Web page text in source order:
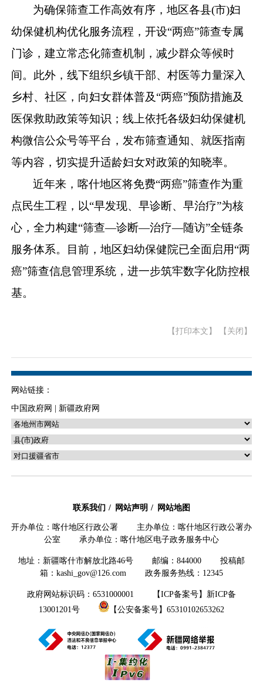
为确保筛查工作高效有序，地区各县(市)妇
幼保健机构优化服务流程，开设“两癌”筛查专属
门诊，建立常态化筛查机制，减少群众等候时
间。此外，线下组织乡镇干部、村医等力量深入
乡村、社区，向妇女群体普及“两癌”预防措施及
医保救助政策等知识；线上依托各级妇幼保健机
构微信公众号等平台，发布筛查通知、就医指南
等内容，切实提升适龄妇女对政策的知晓率。
近年来，喀什地区将免费“两癌”筛查作为重
点民生工程，以“早发现、早诊断、早治疗”为核
心，全力构建“筛查—诊断—治疗—随访”全链条
服务体系。目前，地区妇幼保健院已全面启用“两
癌”筛查信息管理系统，进一步筑牢数字化防控根
基。
【打印本文】 【关闭】
网站链接：
中国政府网 新疆政府网
联系我们 网站声明 网站地图
开办单位：喀什地区行政公署 主办单位：喀什地区行政公署办
公室 承办单位：喀什地区电子政务服务中心
地址：新疆喀什市解放北路46号 邮编：844000 投稿邮
箱：kashi_gov@126.com 政务服务热线：12345
政府网站标识码：6531000001
【ICP备案号】新ICP备
13001201号
【公安备案号】65310102653262